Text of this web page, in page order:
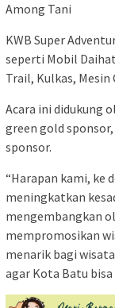
Among Tani
KWB Super
seperti Mobil
Trail, Kulkas, Mesin
Acara ini didukung
green gold
sponsor.
“Harapan kami, ke
meningkatkan
mengembangkan
mempromosikan
menarik bagi
agar Kota Batu